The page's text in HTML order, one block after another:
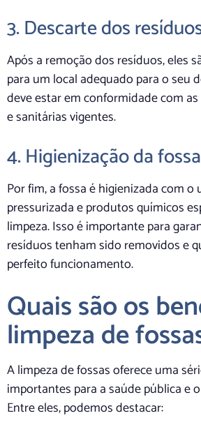
3. Descarte dos
Após a remoção dos resíduos, eles
para um local adequado para o seu
deve estar em conformidade com
e sanitárias vigentes.
4. Higienização da fossa
Por fim, a fossa é higienizada com o
pressurizada e produtos químicos
limpeza. Isso é importante para
resíduos tenham sido removidos e
perfeito funcionamento.
Quais são os
limpeza de
A limpeza de fossas oferece uma
importantes para a saúde pública e
Entre eles, podemos destacar: